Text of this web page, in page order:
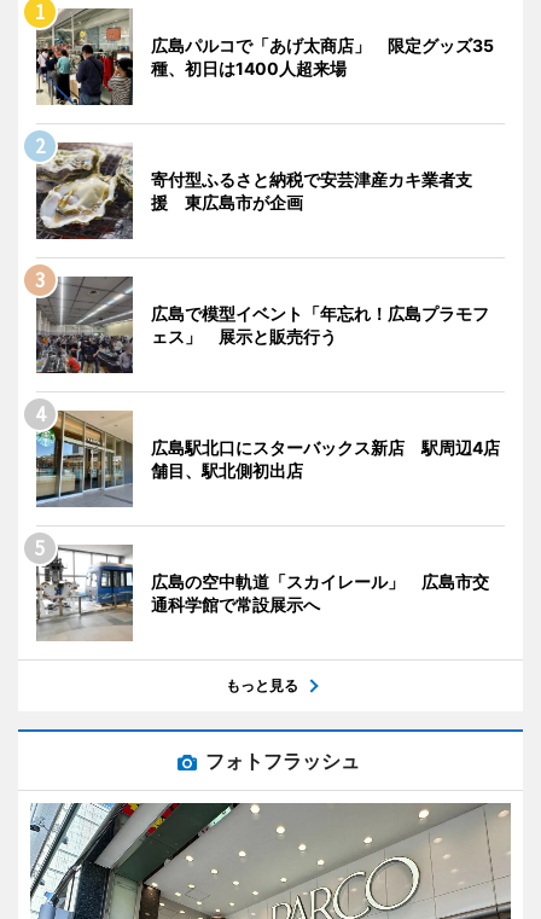
広島パルコで「あげ太商店」 限定グッズ35
種、初日は1400人超来場
寄付型ふるさと納税で安芸津産カキ業者支
援 東広島市が企画
広島で模型イベント「年忘れ！広島プラモフ
ェス」 展示と販売行う
広島駅北口にスターバックス新店 駅周辺4店
舗目、駅北側初出店
広島の空中軌道「スカイレール」 広島市交
通科学館で常設展示へ
もっと見る
フォトフラッシュ